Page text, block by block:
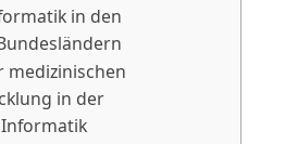
in den
medizinischen
in der